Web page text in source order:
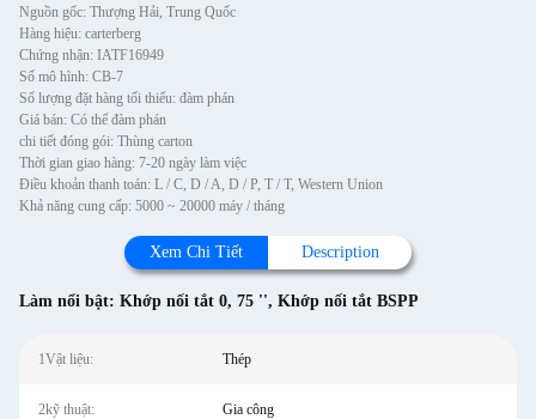
Nguồn gốc: Thượng Hải, Trung Quốc
Hàng hiệu: carterberg
Chứng nhận: IATF16949
Số mô hình: CB-7
Số lượng đặt hàng tối thiểu: đàm phán
Giá bán: Có thể đàm phán
chi tiết đóng gói: Thùng carton
Thời gian giao hàng: 7-20 ngày làm việc
Điều khoản thanh toán: L / C, D / A, D / P, T / T, Western Union
Khả năng cung cấp: 5000 ~ 20000 máy / tháng
Xem Chi Tiết Description
Làm nổi bật: Khớp nối tắt 0, 75 '', Khớp nối tắt BSPP
1Vật liệu: Thép
2kỹ thuật: Gia công